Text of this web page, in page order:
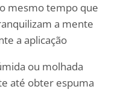
mesmo tempo que
a mente
a aplicação
ou molhada
até obter espuma